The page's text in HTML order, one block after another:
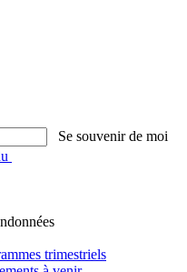
Se souvenir de moi
trimestriels